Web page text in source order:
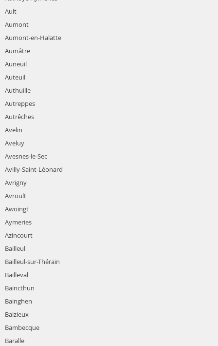
Ault
Aumont
Aumont-en-Halatte
Aumâtre
Auneuil
Auteuil
Authuille
Autreppes
Autrêches
Avelin
Aveluy
Avesnes-le-Sec
Avilly-Saint-Léonard
Avrigny
Avroult
Awoingt
Aymeries
Azincourt
Bailleul
Bailleul-sur-Thérain
Bailleval
Baincthun
Bainghen
Baizieux
Bambecque
Baralle